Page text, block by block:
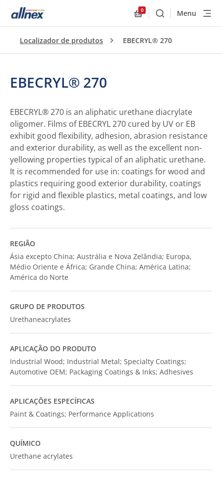
0
BuscarMenu
Localizador de produtos EBECRYL® 270
EBECRYL® 270
EBECRYL® 270 is an aliphatic urethane diacrylate
oligomer. Films of EBECRYL 270 cured by UV or EB
exhibit good flexibility, adhesion, abrasion resistance
and exterior durability, as well as the excellent non-
yellowing properties typical of an aliphatic urethane.
It is recommended for use in: coatings for wood and
plastics requiring good exterior durability, coatings
for rigid and flexible plastics, metal coatings, and low
gloss coatings.
REGIÃO
Ásia excepto China; Austrália e Nova Zelândia; Europa,
Médio Oriente e África; Grande China; América Latina;
América do Norte
GRUPO DE PRODUTOS
Urethaneacrylates
APLICAÇÃO DO PRODUTO
Industrial Wood; Industrial Metal; Specialty Coatings;
Automotive OEM; Packaging Coatings & Inks; Adhesives
APLICAÇÕES ESPECÍFICAS
Paint & Coatings; Performance Applications
QUÍMICO
Urethane acrylates